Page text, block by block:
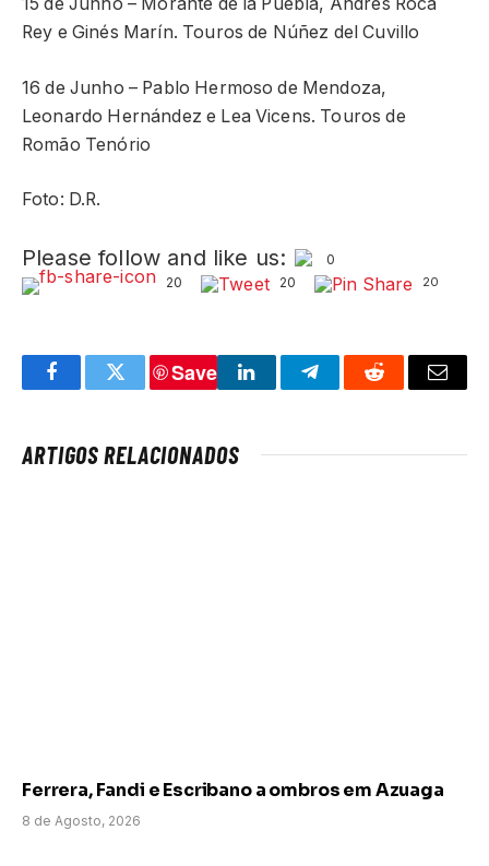
Rey e Ginés Marín. Touros de Núñez del Cuvillo
16 de Junho – Pablo Hermoso de Mendoza,
Leonardo Hernández e Lea Vicens. Touros de
Romão Tenório
Foto: D.R.
Please follow and like us:
0
20
20 20
FacebookTwitter
Save
LinkedInTelegramReddit Email
ARTIGOS RELACIONADOS
Ferrera, Fandi e Escribano a ombros em Azuaga
8 de Agosto, 2026